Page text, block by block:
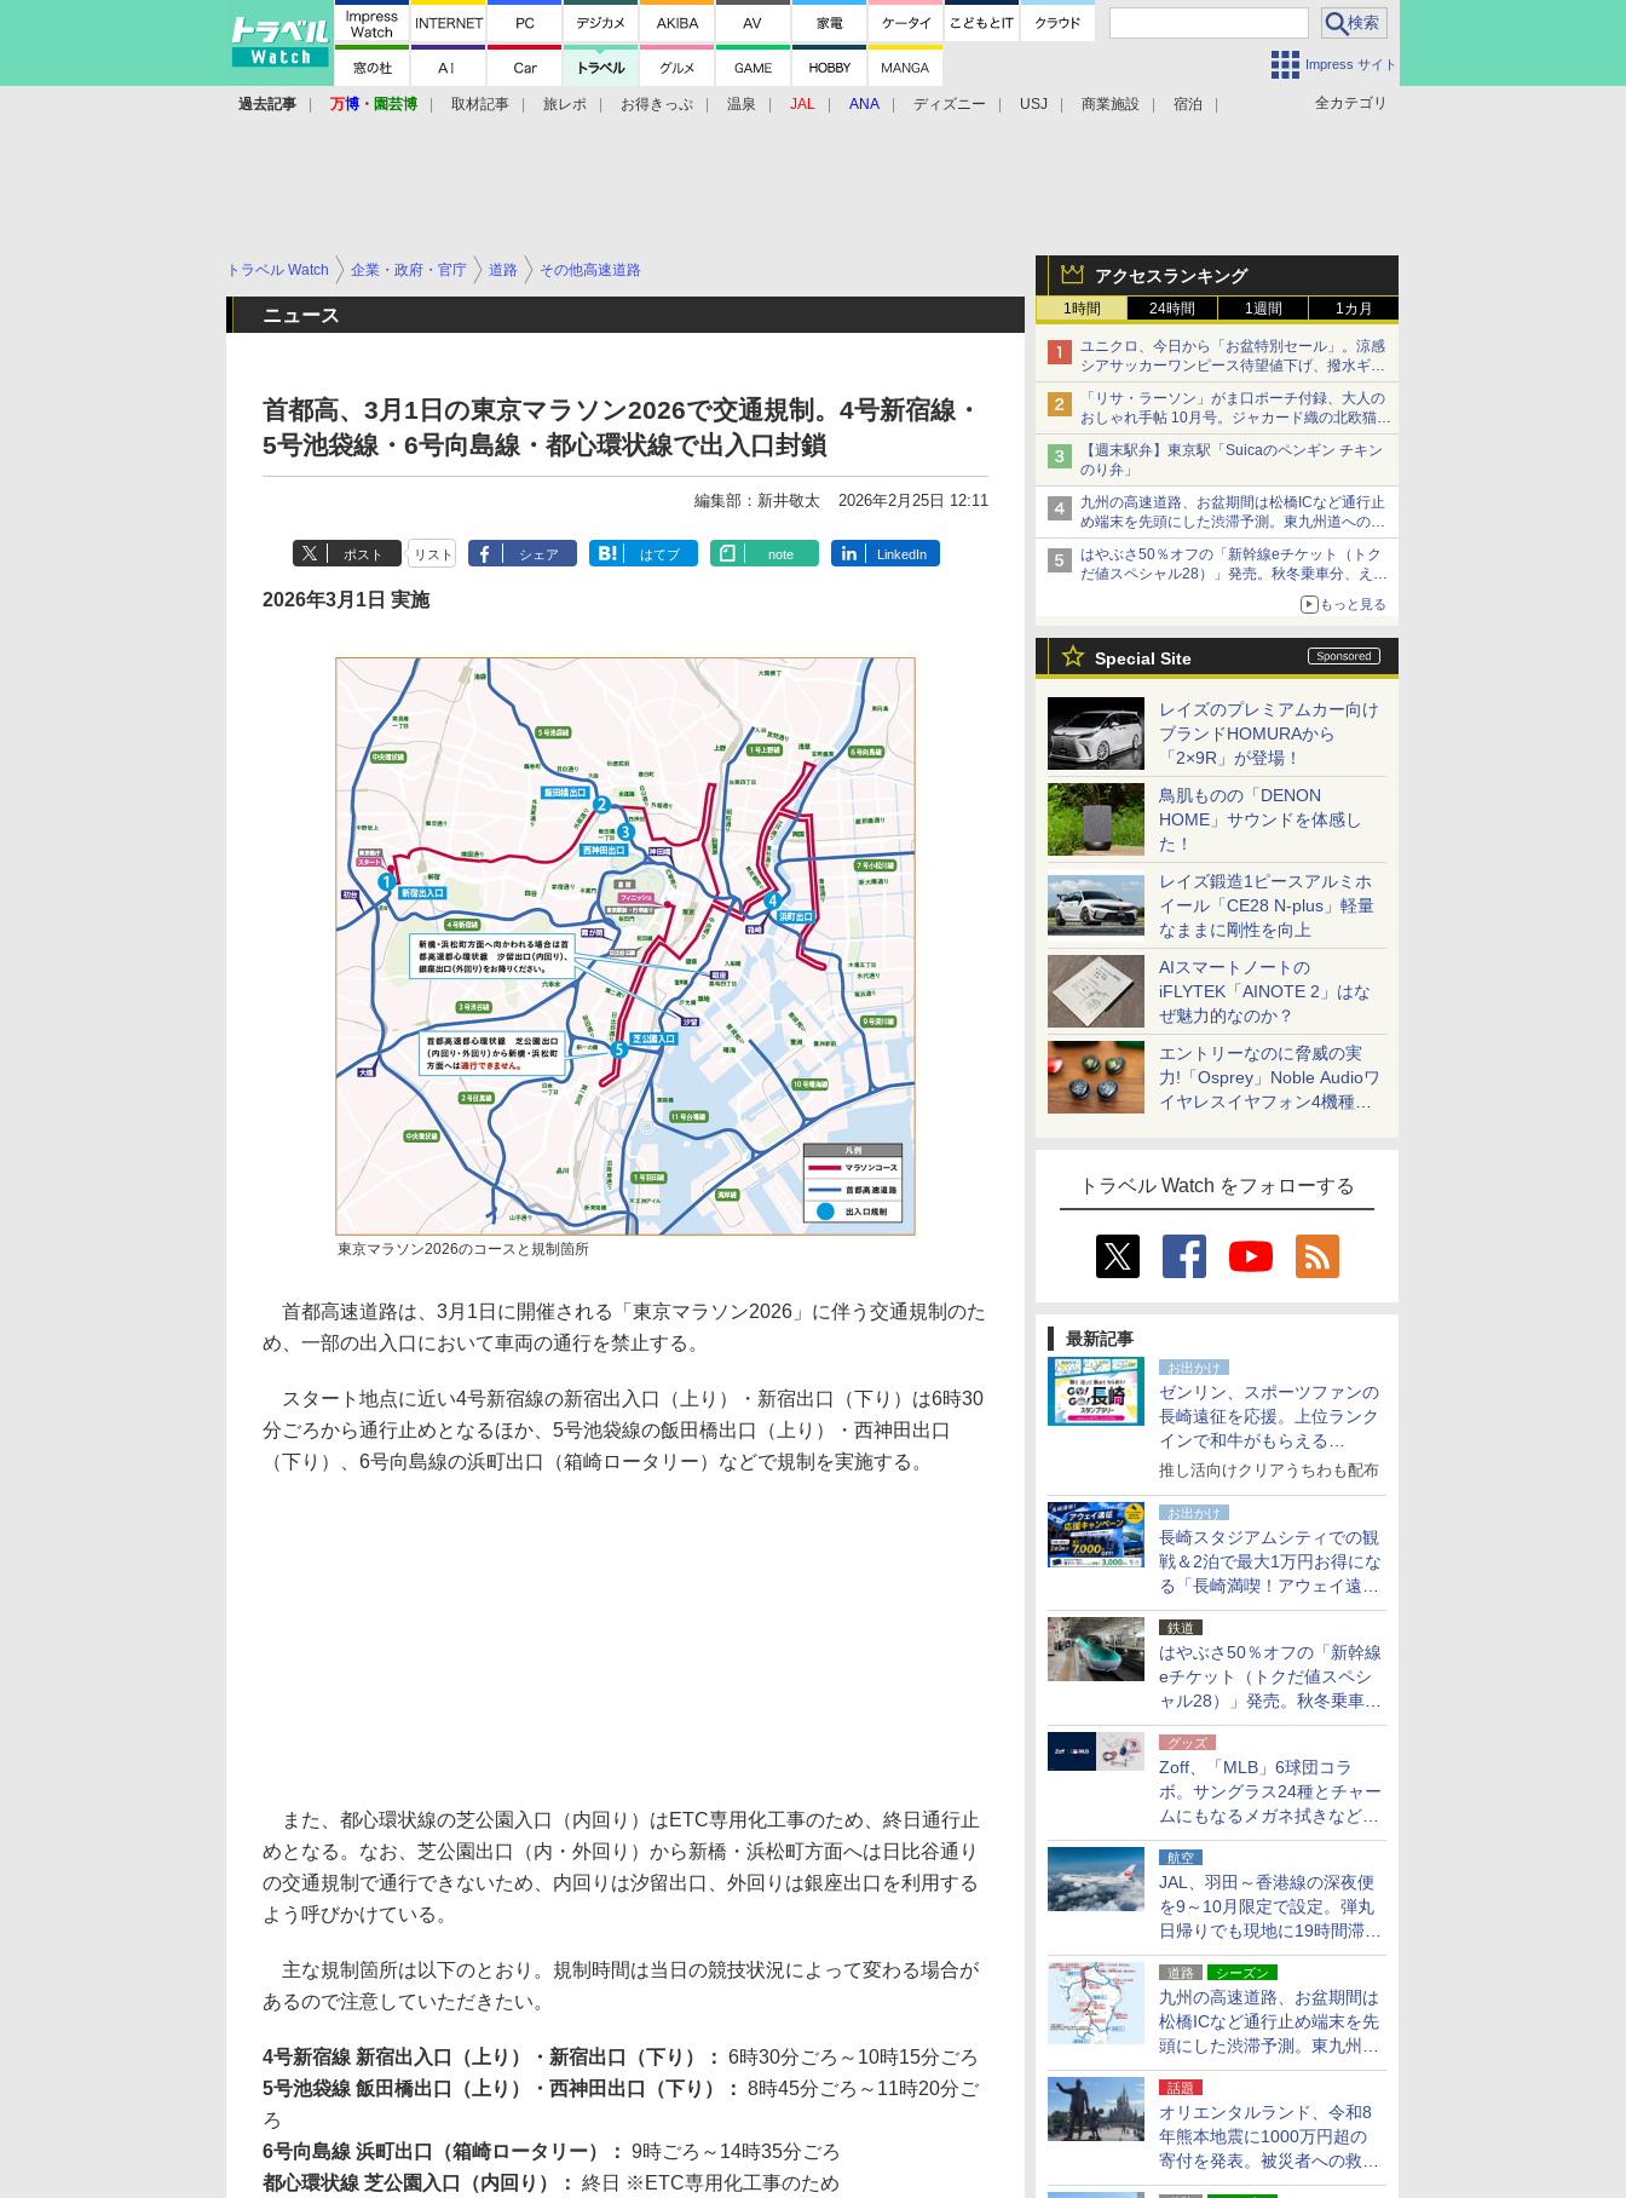
Impress サイト
全カテゴリ
過去記事 万博 ・ 園芸博 取材記事 旅レポ お得きっぷ 温泉 JAL ANA ディズニー USJ 商業施設 宿泊
アクセスランキング
1時間 24時間 1週間 1カ月
ユニクロ、今日から「お盆特別セール」。涼感
シアサッカーワンピース待望値下げ、撥水ギア
ショーツは1990円に
「リサ・ラーソン」がま口ポーチ付録、大人の
おしゃれ手帖 10月号。ジャカード織の北欧猫デ
ザイン
【週末駅弁】東京駅「Suicaのペンギン チキン
のり弁」
九州の高速道路、お盆期間は松橋ICなど通行止
め端末を先頭にした渋滞予測。東九州道への迂
回は料金調整を実施
はやぶさ50％オフの「新幹線eチケット（トク
だ値スペシャル28）」発売。秋冬乗車分、えき
もっと見る
Special Site
レイズのプレミアムカー向け
ブランドHOMURAから
「2×9R」が登場！
鳥肌ものの「DENON
HOME」サウンドを体感し
た！
レイズ鍛造1ピースアルミホ
イール「CE28 N-plus」軽量
なままに剛性を向上
AIスマートノートの
iFLYTEK「AINOTE 2」はな
ぜ魅力的なのか？
エントリーなのに脅威の実
力!「Osprey」Noble Audioワ
イヤレスイヤフォン4機種を
トラベル Watch をフォローする
最新記事
お出かけ
ゼンリン、スポーツファンの
長崎遠征を応援。上位ランク
インで和牛がもらえる
「GO！GO！長崎スタンプラ
推し活向けクリアうちわも配布
お出かけ
長崎スタジアムシティでの観
戦＆2泊で最大1万円お得にな
る「長崎満喫！アウェイ遠征
応援キャンペーン」
鉄道
はやぶさ50％オフの「新幹線
eチケット（トクだ値スペシ
ャル28）」発売。秋冬乗車
分、えきねっと限定
グッズ
Zoff、「MLB」6球団コラ
ボ。サングラス24種とチャー
ムにもなるメガネ拭きなど雑
貨24種
航空
JAL、羽田～香港線の深夜便
を9～10月限定で設定。弾丸
日帰りでも現地に19時間滞在
できる
道路 シーズン
九州の高速道路、お盆期間は
松橋ICなど通行止め端末を先
頭にした渋滞予測。東九州道
への迂回は料金調整を実施
話題
オリエンタルランド、令和8
年熊本地震に1000万円超の
寄付を発表。被災者への救援
活動・復旧支援
トラベル Watch 企業・政府・官庁 道路 その他高速道路
ニュース
首都高、3月1日の東京マラソン2026で交通規制。4号新宿線・
5号池袋線・6号向島線・都心環状線で出入口封鎖
編集部：新井敬太 2026年2月25日 12:11
ポスト リスト シェア はてブ note LinkedIn
2026年3月1日 実施
東京マラソン2026のコースと規制箇所
首都高速道路は、3月1日に開催される「東京マラソン2026」に伴う交通規制のた
め、一部の出入口において車両の通行を禁止する。
スタート地点に近い4号新宿線の新宿出入口（上り）・新宿出口（下り）は6時30
分ごろから通行止めとなるほか、5号池袋線の飯田橋出口（上り）・西神田出口
（下り）、6号向島線の浜町出口（箱崎ロータリー）などで規制を実施する。
また、都心環状線の芝公園入口（内回り）はETC専用化工事のため、終日通行止
めとなる。なお、芝公園出口（内・外回り）から新橋・浜松町方面へは日比谷通り
の交通規制で通行できないため、内回りは汐留出口、外回りは銀座出口を利用する
よう呼びかけている。
主な規制箇所は以下のとおり。規制時間は当日の競技状況によって変わる場合が
あるので注意していただきたい。
4号新宿線 新宿出入口（上り）・新宿出口（下り）： 6時30分ごろ～10時15分ごろ
5号池袋線 飯田橋出口（上り）・西神田出口（下り）： 8時45分ごろ～11時20分ご
ろ
6号向島線 浜町出口（箱崎ロータリー）： 9時ごろ～14時35分ごろ
都心環状線 芝公園入口（内回り）： 終日 ※ETC専用化工事のため